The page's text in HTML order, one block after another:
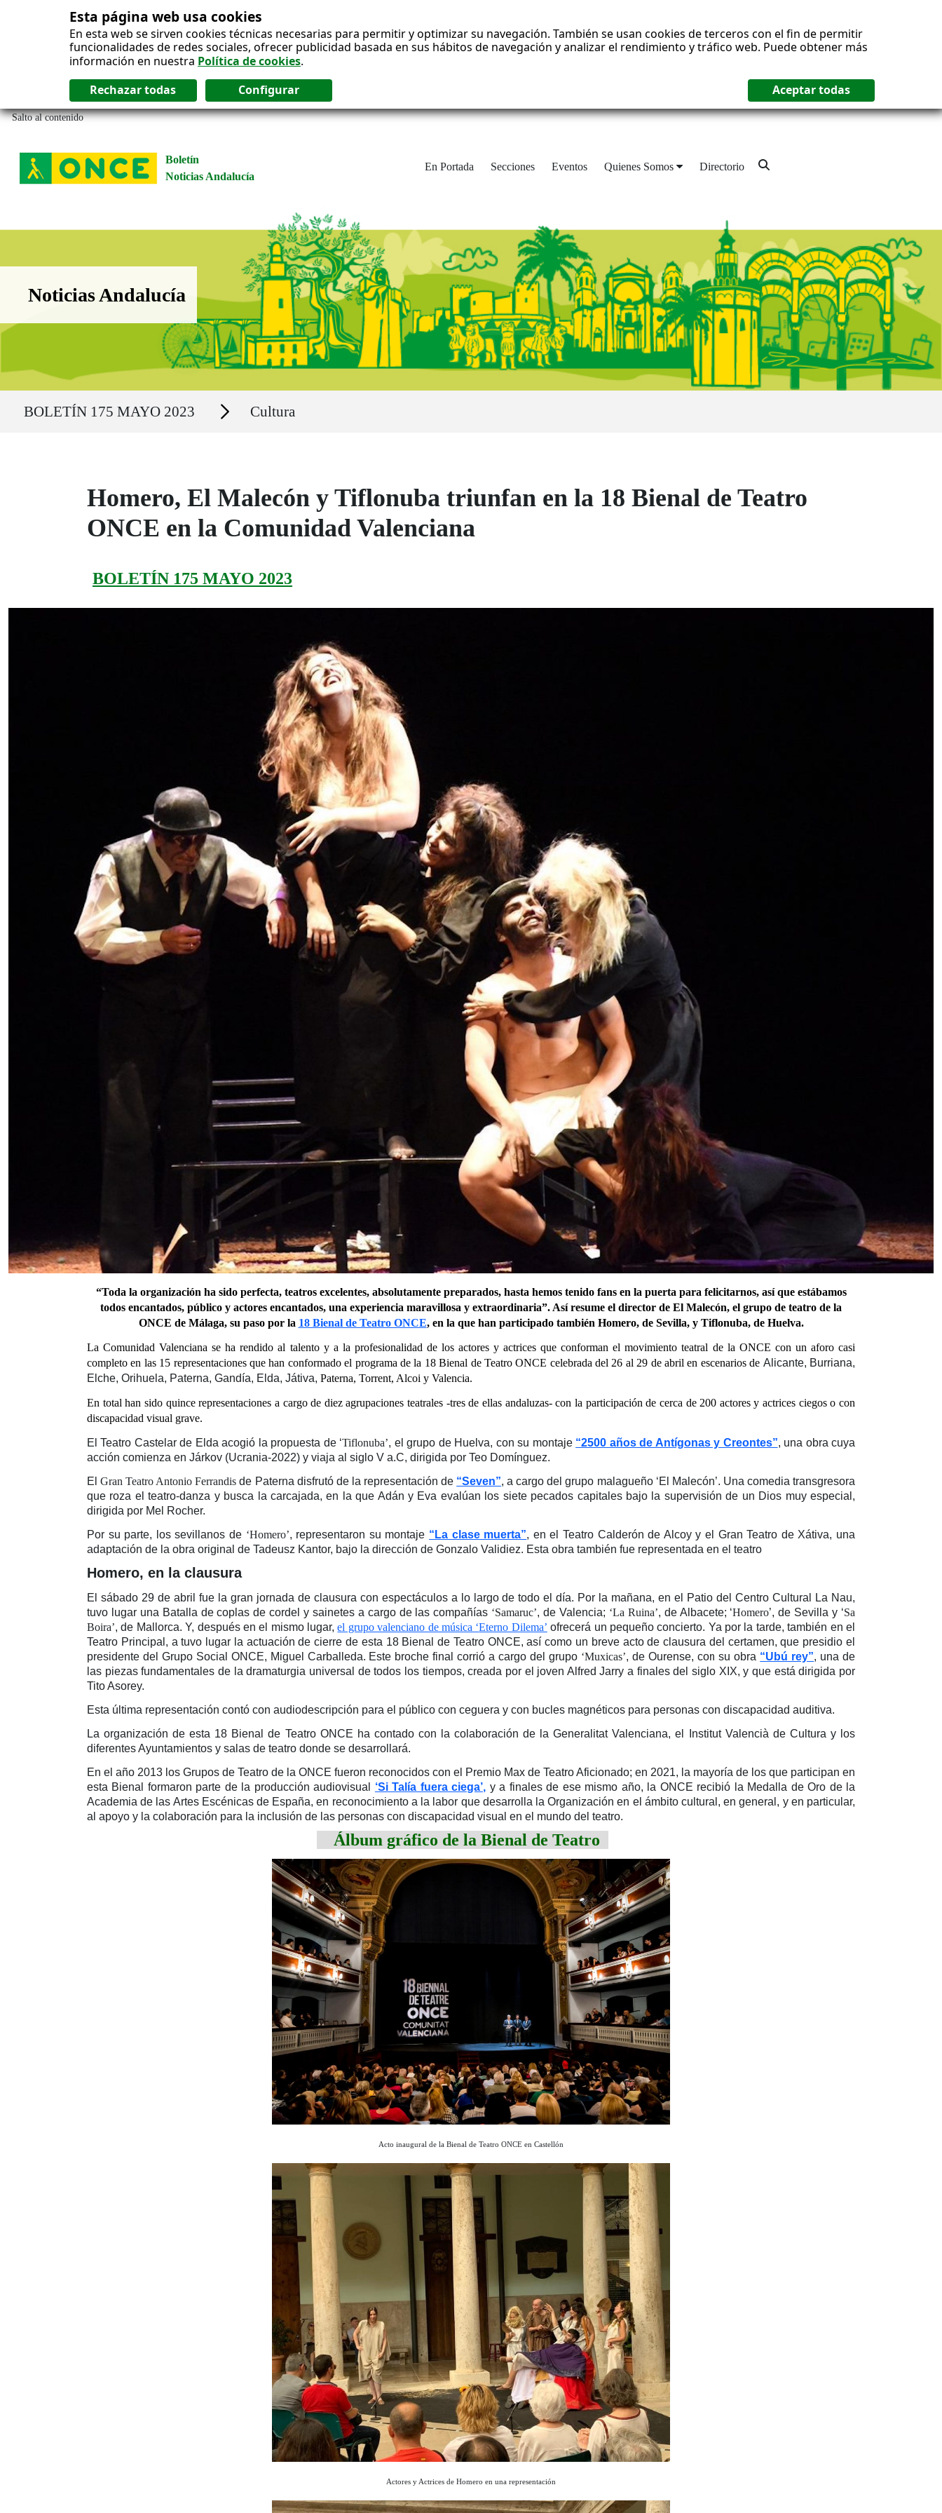
Esta página web usa cookies
En esta web se sirven cookies técnicas necesarias para permitir y optimizar su navegación. También se usan cookies de terceros con el fin de permitir
funcionalidades de redes sociales, ofrecer publicidad basada en sus hábitos de navegación y analizar el rendimiento y tráfico web. Puede obtener más
información en nuestra Política de cookies.
Salto al contenido
Boletín
Noticias Andalucía
En Portada Secciones Eventos Quienes Somos Directorio
Boletín Noticias Andalucía
Noticias Andalucía
BOLETÍN 175 MAYO 2023 Secciones Cultura
Homero, El Malecón y Tiflonuba triunfan en la 18 Bienal de Teatro
ONCE en la Comunidad Valenciana
BOLETÍN 175 MAYO 2023
“Toda la organización ha sido perfecta, teatros excelentes, absolutamente preparados, hasta hemos tenido fans en la puerta para felicitarnos, así que estábamos
todos encantados, público y actores encantados, una experiencia maravillosa y extraordinaria”. Así resume el director de El Malecón, el grupo de teatro de la
ONCE de Málaga, su paso por la 18 Bienal de Teatro ONCE, en la que han participado también Homero, de Sevilla, y Tiflonuba, de Huelva.
La Comunidad Valenciana se ha rendido al talento y a la profesionalidad de los actores y actrices que conforman el movimiento teatral de la ONCE con un aforo casi
completo en las 15 representaciones que han conformado el programa de la 18 Bienal de Teatro ONCE celebrada del 26 al 29 de abril en escenarios de Alicante, Burriana,
Elche, Orihuela, Paterna, Gandía, Elda, Játiva, Paterna, Torrent, Alcoi y Valencia.
En total han sido quince representaciones a cargo de diez agrupaciones teatrales -tres de ellas andaluzas- con la participación de cerca de 200 actores y actrices ciegos o con
discapacidad visual grave.
El Teatro Castelar de Elda acogió la propuesta de ‘Tiflonuba’, el grupo de Huelva, con su montaje “2500 años de Antígonas y Creontes”, una obra cuya
acción comienza en Járkov (Ucrania-2022) y viaja al siglo V a.C, dirigida por Teo Domínguez.
ElGran Teatro Antonio Ferrandis de Paterna disfrutó de la representación de “Seven”, a cargo del grupo malagueño ‘El Malecón’. Una comedia transgresora
que roza el teatro-danza y busca la carcajada, en la que Adán y Eva evalúan los siete pecados capitales bajo la supervisión de un Dios muy especial,
dirigida por Mel Rocher.
Por su parte, los sevillanos de ‘Homero’, representaron su montaje “La clase muerta”, en el Teatro Calderón de Alcoy y el Gran Teatro de Xátiva, una
adaptación de la obra original de Tadeusz Kantor, bajo la dirección de Gonzalo Validiez. Esta obra también fue representada en el teatro
Homero, en la clausura
El sábado 29 de abril fue la gran jornada de clausura con espectáculos a lo largo de todo el día. Por la mañana, en el Patio del Centro Cultural La Nau,
tuvo lugar una Batalla de coplas de cordel y sainetes a cargo de las compañías ‘Samaruc’, de Valencia; ‘La Ruina’, de Albacete; ‘Homero’, de Sevilla y ‘Sa
Boira’, de Mallorca. Y, después en el mismo lugar,el grupo valenciano de música ‘Eterno Dilema’ ofrecerá un pequeño concierto. Ya por la tarde, también en el
Teatro Principal, a tuvo lugar la actuación de cierre de esta 18 Bienal de Teatro ONCE, así como un breve acto de clausura del certamen, que presidio el
presidente del Grupo Social ONCE, Miguel Carballeda. Este broche final corrió a cargo del grupo ‘Muxicas’, de Ourense, con su obra “Ubú rey”, una de
las piezas fundamentales de la dramaturgia universal de todos los tiempos, creada por el joven Alfred Jarry a finales del siglo XIX, y que está dirigida por
Tito Asorey.
Esta última representación contó con audiodescripción para el público con ceguera y con bucles magnéticos para personas con discapacidad auditiva.
La organización de esta 18 Bienal de Teatro ONCE ha contado con la colaboración de la Generalitat Valenciana, el Institut Valencià de Cultura y los
diferentes Ayuntamientos y salas de teatro donde se desarrollará.
En el año 2013 los Grupos de Teatro de la ONCE fueron reconocidos con el Premio Max de Teatro Aficionado; en 2021, la mayoría de los que participan en
esta Bienal formaron parte de la producción audiovisual ‘Si Talía fuera ciega’, y a finales de ese mismo año, la ONCE recibió la Medalla de Oro de la
Academia de las Artes Escénicas de España, en reconocimiento a la labor que desarrolla la Organización en el ámbito cultural, en general, y en particular,
al apoyo y la colaboración para la inclusión de las personas con discapacidad visual en el mundo del teatro.
Álbum gráfico de la Bienal de Teatro
Acto inaugural de la Bienal de Teatro ONCE en Castellón
Actores y Actrices de Homero en una representación